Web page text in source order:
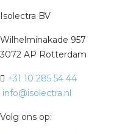
Isolectra BV
Wilhelminakade 957
3072 AP Rotterdam
+31 10 285 54 44
info@isolectra.nl
Volg ons op: